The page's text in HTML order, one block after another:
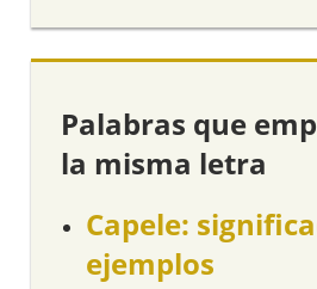
Palabras que
la misma letra
Capele:
ejemplos